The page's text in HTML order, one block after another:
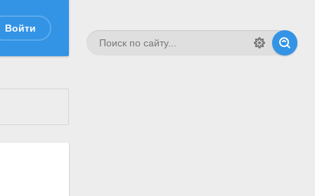
Войти